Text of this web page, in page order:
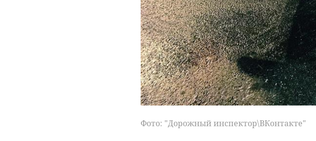
Фото: "Дорожный инспектор\ВКонтакте"